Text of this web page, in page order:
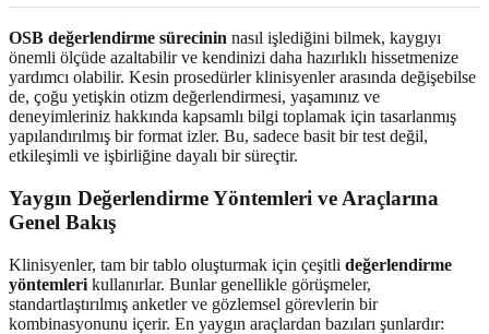
OSB değerlendirme sürecinin nasıl işlediğini bilmek, kaygıyı
önemli ölçüde azaltabilir ve kendinizi daha hazırlıklı hissetmenize
yardımcı olabilir. Kesin prosedürler klinisyenler arasında değişebilse
de, çoğu yetişkin otizm değerlendirmesi, yaşamınız ve
deneyimleriniz hakkında kapsamlı bilgi toplamak için tasarlanmış
yapılandırılmış bir format izler. Bu, sadece basit bir test değil,
etkileşimli ve işbirliğine dayalı bir süreçtir.
Yaygın Değerlendirme Yöntemleri ve Araçlarına
Genel Bakış
Klinisyenler, tam bir tablo oluşturmak için çeşitli değerlendirme
yöntemleri kullanırlar. Bunlar genellikle görüşmeler,
standartlaştırılmış anketler ve gözlemsel görevlerin bir
kombinasyonunu içerir. En yaygın araçlardan bazıları şunlardır: